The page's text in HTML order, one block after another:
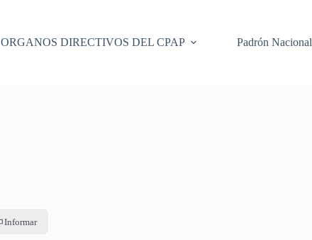
ORGANOS DIRECTIVOS DEL CPAP
Padrón Nacional
Informar